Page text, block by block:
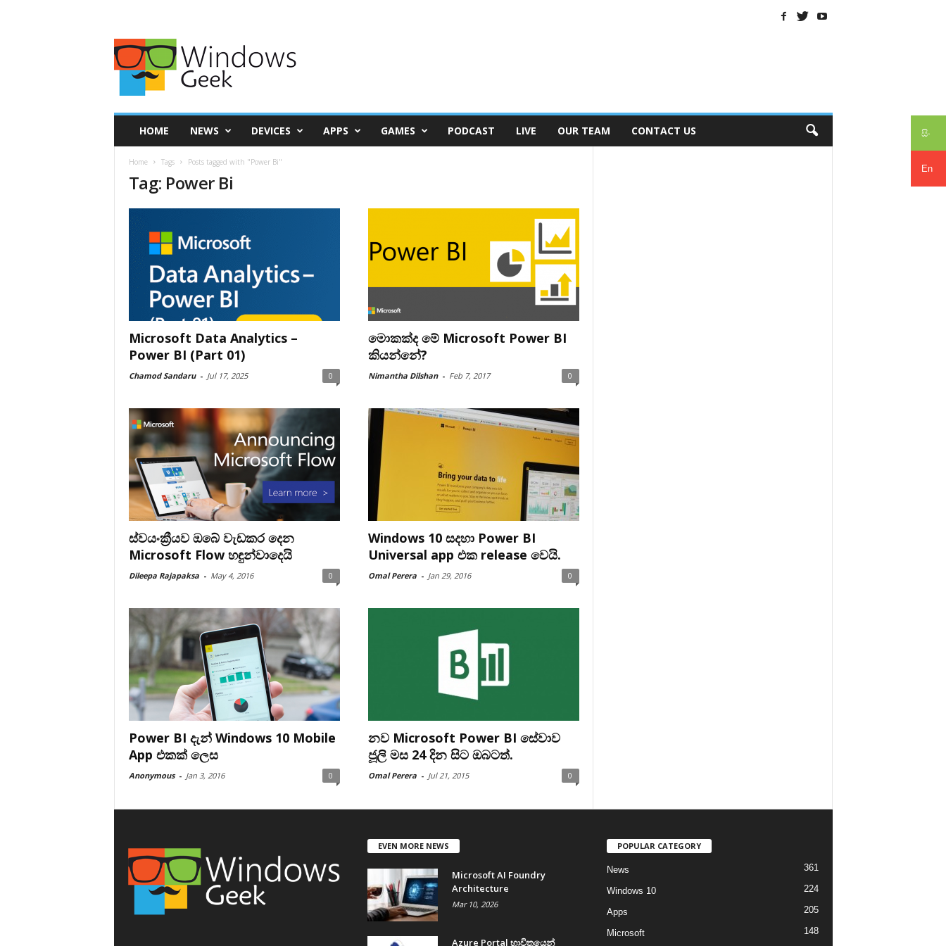
සිං
En
HOME NEWS DEVICES APPS GAMES PODCAST LIVE OUR TEAM CONTACT US
Home Tags Posts tagged with "Power Bi"
Tag: Power Bi
Microsoft Data Analytics –
Power BI (Part 01)
Chamod Sandaru - Jul 17, 2025 0
මොකක්ද මේ Microsoft Power BI
කියන්නේ?
Nimantha Dilshan - Feb 7, 2017 0
ස්වයංක්‍රීයව ඔබේ වැඩකර දෙන
Microsoft Flow හඳුන්වාදෙයි
Dileepa Rajapaksa - May 4, 2016 0
Windows 10 සදහා Power BI
Universal app එක release වෙයි.
Omal Perera - Jan 29, 2016 0
Power BI දැන් Windows 10 Mobile
App එකක් ලෙස
Anonymous - Jan 3, 2016 0
නව Microsoft Power BI සේවාව
ජූලි මස 24 දින සිට ඔබටත්.
Omal Perera - Jul 21, 2015 0
EVEN MORE NEWS
Microsoft AI Foundry
Architecture
Mar 10, 2026
Azure Portal භාවිතයෙන්
POPULAR CATEGORY
News 361
Windows 10 224
Apps 205
Microsoft 148